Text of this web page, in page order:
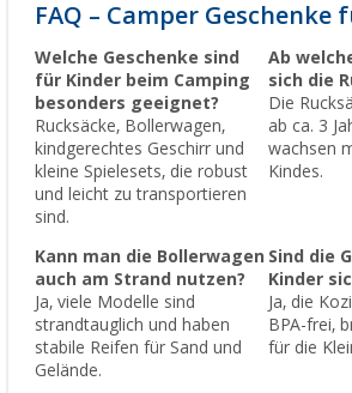
FAQ – Camper Geschenke
Welche Geschenke sind
für Kinder beim Camping
besonders geeignet?
Rucksäcke, Bollerwagen,
kindgerechtes Geschirr und
kleine Spielesets, die robust
und leicht zu transportieren
sind.
Ab
sich die
Die
ab ca. 3
wachsen
Kindes.
Kann man die Bollerwagen
auch am Strand nutzen?
Ja, viele Modelle sind
strandtauglich und haben
stabile Reifen für Sand und
Gelände.
Sind die
Kinder
Ja, die
BPA-frei,
für die